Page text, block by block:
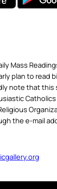
Mass
plan to read
note that this
the e-mail